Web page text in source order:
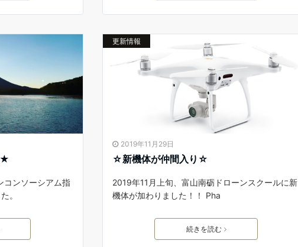
★
コンソーシアム指
。
更新情報
2019年11月29日
☆新機体が仲間入り☆
2019年11月上旬、富山南砺ドローンスクールに新
機体が加わりました！！ Pha
続きを読む